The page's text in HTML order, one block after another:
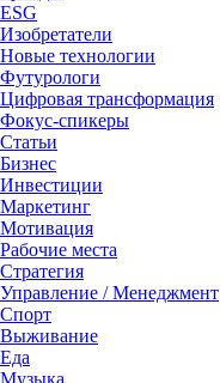
ESG
Изобретатели
Новые технологии
Футурологи
Цифровая трансформация
Фокус-спикеры
Статьи
Бизнес
Инвестиции
Маркетинг
Мотивация
Рабочие места
Стратегия
Управление / Менеджмент
Спорт
Выживание
Еда
Музыка